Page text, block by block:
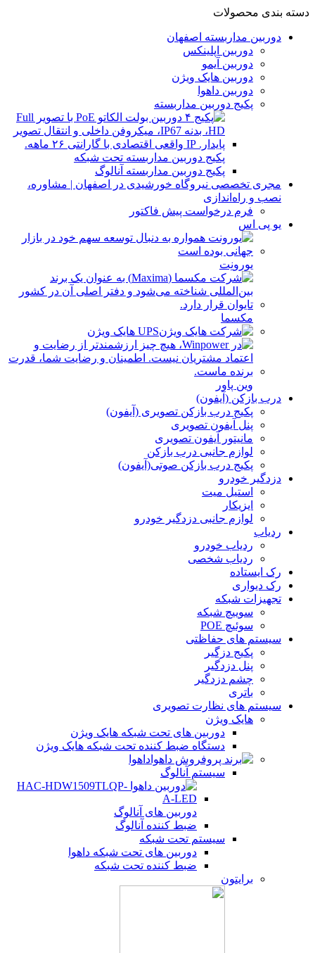
دسته بندی محصولات
دوربین مداربسته اصفهان
دوربین اپلینکس
دوربین آیمو
دوربین هایک ویژن
دوربین داهوا
پکیج دوربین مداربسته
پکیج دوربین مداربسته تحت شبکه
پکیج دوربین مداربسته آنالوگ
مجری تخصصی نیروگاه خورشیدی در اصفهان | مشاوره،
نصب و راه‌اندازی
فرم درخواست پیش فاکتور
یو پی اس
یورونِت
مکسما
UPS هایک ویژن
وین پاور
درب بازکن (آیفون)
پکیج درب بازکن تصویری (آیفون)
پنل آیفون تصویری
مانیتور آیفون تصویری
لوازم جانبی درب بازکن
پکیج درب بازکن صوتی(آیفون)
دزدگیر خودرو
استیل میت
ایزیکار
لوازم جانبی دزدگیر خودرو
ردیاب
ردیاب خودرو
ردیاب شخصی
رک ایستاده
رک دیواری
تجهیزات شبکه
سوییچ شبکه
سوئیچ POE
سیستم های حفاظتی
پکیج دزگیر
پنل دزدگیر
چشم دزدگیر
باتری
سیستم های نظارت تصویری
هایک ویژن
دوربین های تحت شبکه هایک ویژن
دستگاه ضبط کننده تحت شبکه هایک ویژن
داهوا
سیستم آنالوگ
دوربین های آنالوگ
ضبط کننده آنالوگ
سیستم تحت شبکه
دوربین های تحت شبکه داهوا
ضبط کننده تحت شبکه
برایتون